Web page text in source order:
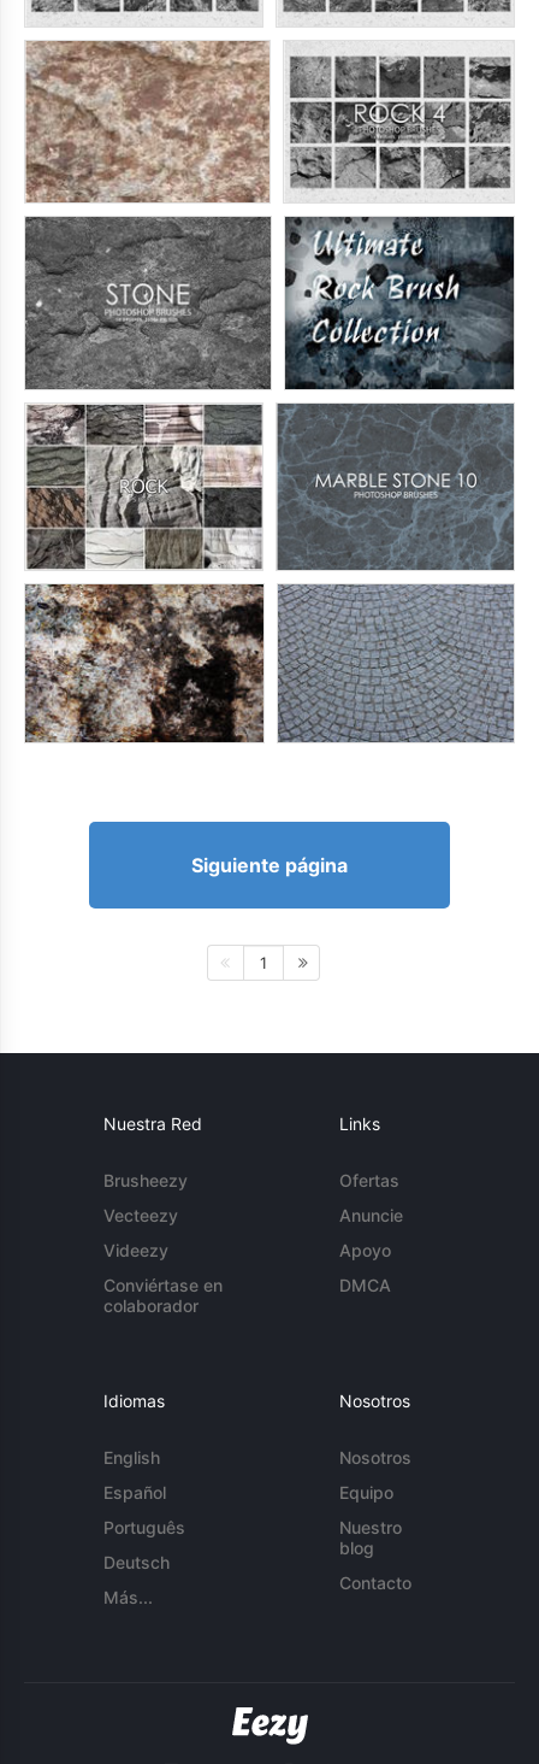
Siguiente página
1
Nuestra Red
Brusheezy
Vecteezy
Videezy
Conviértase en
colaborador
Links
Ofertas
Anuncie
Apoyo
DMCA
Idiomas
English
Español
Português
Deutsch
Más...
Nosotros
Nosotros
Equipo
Nuestro
blog
Contacto